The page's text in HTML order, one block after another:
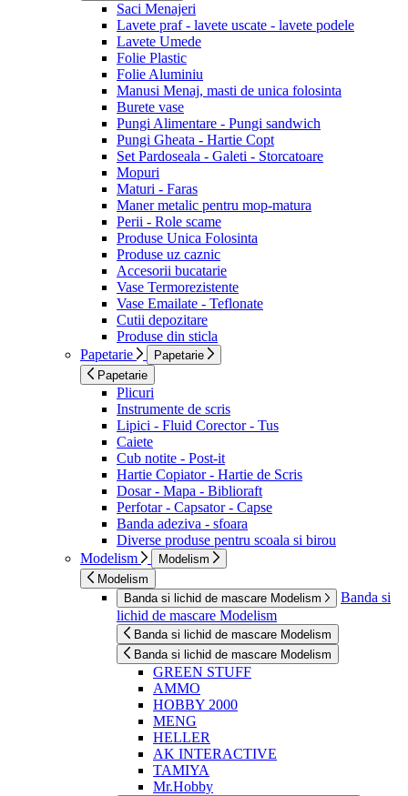
Saci Menajeri
Lavete praf - lavete uscate - lavete podele
Lavete Umede
Folie Plastic
Folie Aluminiu
Manusi Menaj, masti de unica folosinta
Burete vase
Pungi Alimentare - Pungi sandwich
Pungi Gheata - Hartie Copt
Set Pardoseala - Galeti - Storcatoare
Mopuri
Maturi - Faras
Maner metalic pentru mop-matura
Perii - Role scame
Produse Unica Folosinta
Produse uz caznic
Accesorii bucatarie
Vase Termorezistente
Vase Emailate - Teflonate
Cutii depozitare
Produse din sticla
Papetarie
Papetarie
Papetarie
Plicuri
Instrumente de scris
Lipici - Fluid Corector - Tus
Caiete
Cub notite - Post-it
Hartie Copiator - Hartie de Scris
Dosar - Mapa - Biblioraft
Perfotar - Capsator - Capse
Banda adeziva - sfoara
Diverse produse pentru scoala si birou
Modelism
Modelism
Modelism
Banda si lichid de mascare Modelism
Banda si
lichid de mascare Modelism
Banda si lichid de mascare Modelism
Banda si lichid de mascare Modelism
GREEN STUFF
AMMO
HOBBY 2000
MENG
HELLER
AK INTERACTIVE
TAMIYA
Mr.Hobby